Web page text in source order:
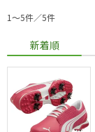
1〜5件／5件
新着順